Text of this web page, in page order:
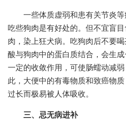
一些体质虚弱和患有关节炎
吃些狗肉是有好处的。但不宜盲
肉，染上狂犬病。吃狗肉后不要
酸与狗肉中的蛋白质结合，会生
一定的收敛作用，可使肠蠕动减
此，大便中的有毒物质和致癌物
过长而极易被人体吸收。
三、忌无病进补